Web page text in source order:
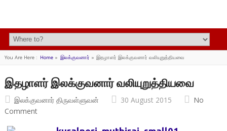
You Are Here : Home» இலக்குவனார் » இதழாளர் இலக்குவனார் வலியுறுத்தியவை
இதழாளர் இலக்குவனார் வலியுறுத்தியவை
இலக்குவனார் திருவள்ளுவன் 30 August 2015
No
Comment